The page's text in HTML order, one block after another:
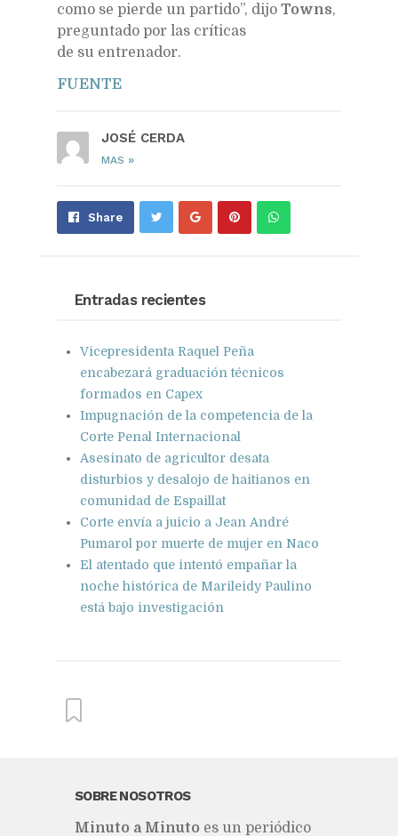
como se pierde un partido”, dijo Towns,
preguntado por las críticas
de su entrenador.
FUENTE
JOSÉ CERDA
MAS »
Share Share Pin Send
Entradas recientes
Vicepresidenta Raquel Peña
encabezará graduación técnicos
formados en Capex
Impugnación de la competencia de la
Corte Penal Internacional
Asesinato de agricultor desata
disturbios y desalojo de haitianos en
comunidad de Espaillat
Corte envía a juicio a Jean André
Pumarol por muerte de mujer en Naco
El atentado que intentó empañar la
noche histórica de Marileidy Paulino
está bajo investigación
From this category »
SOBRE NOSOTROS
Mi­nu­to a Mi­nu­to es un pe­rió­di­co